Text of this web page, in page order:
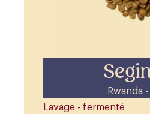
Rwanda
Lavage - fermenté